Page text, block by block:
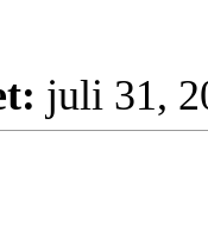
juli 31,